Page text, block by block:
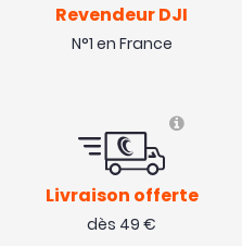
Revendeur DJI
N°1 en France
Livraison offerte
dès 49 €